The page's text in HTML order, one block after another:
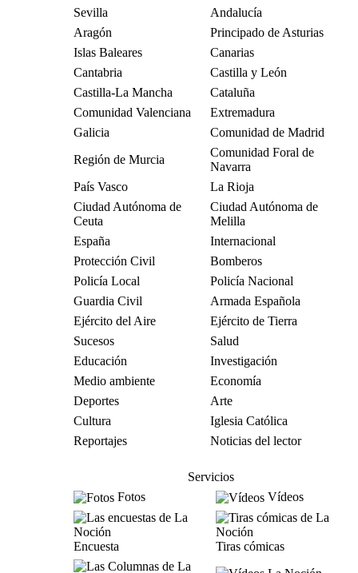
Sevilla
Andalucía
Aragón
Principado de Asturias
Islas Baleares
Canarias
Cantabria
Castilla y León
Castilla-La Mancha
Cataluña
Comunidad Valenciana
Extremadura
Galicia
Comunidad de Madrid
Región de Murcia
Comunidad Foral de
Navarra
País Vasco
La Rioja
Ciudad Autónoma de
Ceuta
Ciudad Autónoma de
Melilla
España
Internacional
Protección Civil
Bomberos
Policía Local
Policía Nacional
Guardia Civil
Armada Española
Ejército del Aire
Ejército de Tierra
Sucesos
Salud
Educación
Investigación
Medio ambiente
Economía
Deportes
Arte
Cultura
Iglesia Católica
Reportajes
Noticias del lector
Servicios
Fotos
Vídeos
Encuesta Tiras cómicas